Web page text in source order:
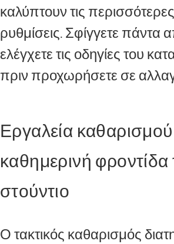
καλύπτουν τις
ρυθμίσεις. Σφίγγετε πάντα
ελέγχετε τις οδηγίες του
πριν προχωρήσετε σε
Εργαλεία καθαρισμού
καθημερινή φροντίδα
στούντιο
Ο τακτικός καθαρισμός